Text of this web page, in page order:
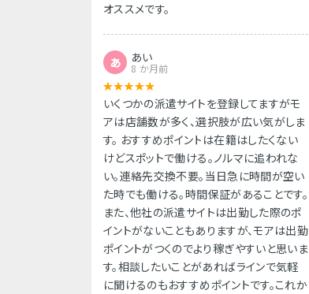
オススメです。
あ あい
8 か月前
いくつかの派遣サイトを登録してますがモ
アは店舗数が多く、選択肢が広い気がしま
す。 おすすめポイントは在籍はしたくない
けどスポットで働ける。ノルマに追われな
い。連絡先交換不要。当日急に時間が空い
た時でも働ける。時間保証があることです。
また、他社の派遣サイトは出勤した際のポ
イントがないこともありますが、モアは出勤
ポイントがつくのでより稼ぎやすいと思いま
す。相談したいことがあればラインで気軽
に聞けるのもおすすめポイントです。これか